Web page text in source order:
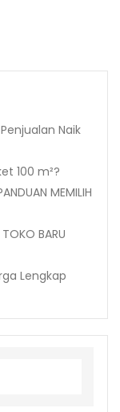
Naik
100 m²?
MEMILIH
TOKO BARU
Lengkap